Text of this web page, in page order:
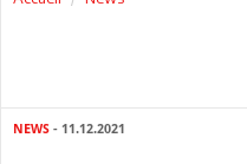
NEWS - 11.12.2021